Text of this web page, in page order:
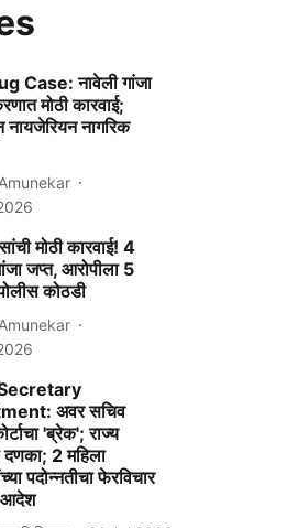
Case: नावेली गांजा
मोठी कारवाई;
नायजेरियन नागरिक
मोठी कारवाई! 4
जप्त, आरोपीला 5
कोठडी
अवर सचिव
'ब्रेक'; राज्य
2 महिला
पदोन्नतीचा फेरविचार
आदेश